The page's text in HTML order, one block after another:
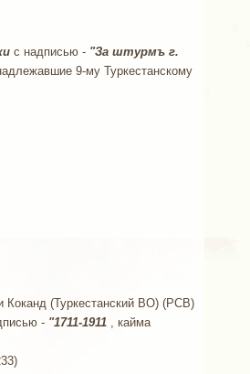
с надписью - "За штурмъ г.
9-му Туркестанскому
Коканд (Туркестанский ВО) (РСВ)
- "1711-1911 , кайма